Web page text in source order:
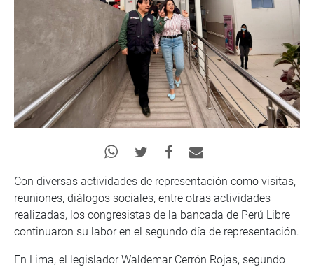
Con diversas actividades de representación como visitas,
reuniones, diálogos sociales, entre otras actividades
realizadas, los congresistas de la bancada de Perú Libre
continuaron su labor en el segundo día de representación.
En Lima, el legislador Waldemar Cerrón Rojas, segundo